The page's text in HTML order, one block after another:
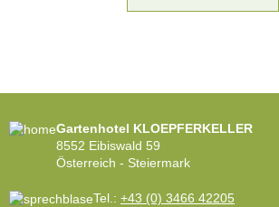
Gartenhotel KLOEPFERKELLER
8552 Eibiswald 59
Österreich - Steiermark
Tel.: +43 (0) 3466 42205